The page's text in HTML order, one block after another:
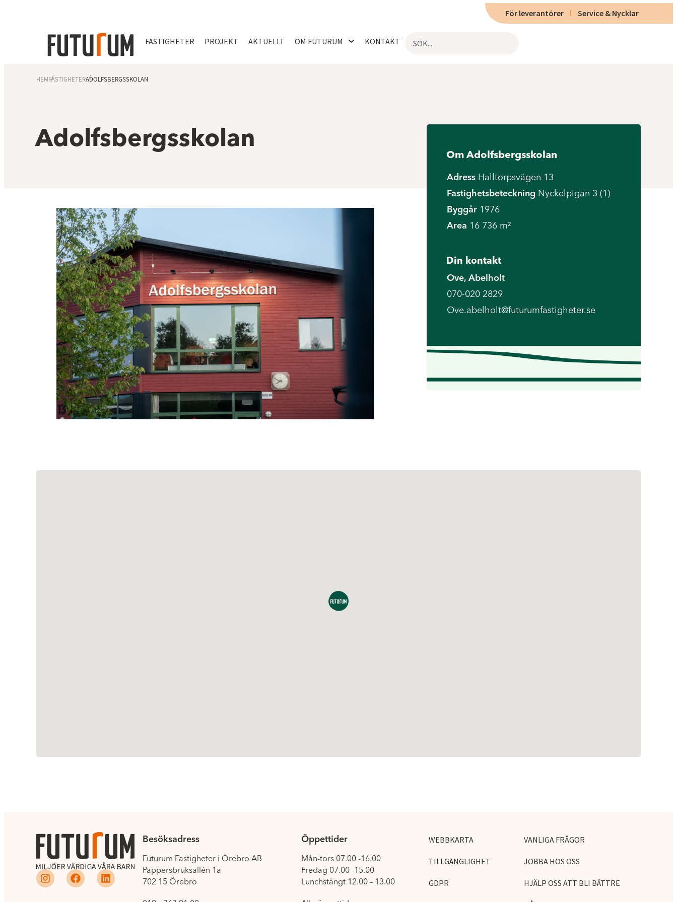
FASTIGHETER PROJEKT AKTUELLT OM FUTURUM KONTAKT
För leverantörer Service & Nycklar
HEMFASTIGHETERADOLFSBERGSSKOLAN
Adolfsbergsskolan
Om Adolfsbergsskolan
Adress Halltorpsvägen 13
Fastighetsbeteckning Nyckelpigan 3 (1)
Byggår 1976
Area 16 736 m²
Din kontakt
Ove, Abelholt
070-020 2829
Ove.abelholt@futurumfastigheter.se
Besöksadress
Futurum Fastigheter i Örebro AB
Pappersbruksallén 1a
702 15 Örebro
Öppettider
Mån-tors 07.00 -16.00
Fredag 07.00 -15.00
Lunchstängt 12.00 – 13.00
WEBBKARTA
TILLGÄNGLIGHET
GDPR
VANLIGA FRÅGOR
JOBBA HOS OSS
HJÄLP OSS ATT BLI BÄTTRE